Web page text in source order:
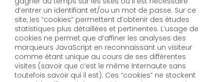
d’entrer un identifiant et/ou un mot de passe. Sur ce
site, les “cookies” permettent d’obtenir des études
statistiques plus détaillées et pertinentes. L’usage de
cookies ne permet que d’affiner les analyses des
marqueurs JavaScript en reconnaissant un visiteur
comme étant unique au cours de ses différentes
visites (savoir que c’est le même Internaute sans
toutefois savoir qui il est). Ces “cookies” ne stockent